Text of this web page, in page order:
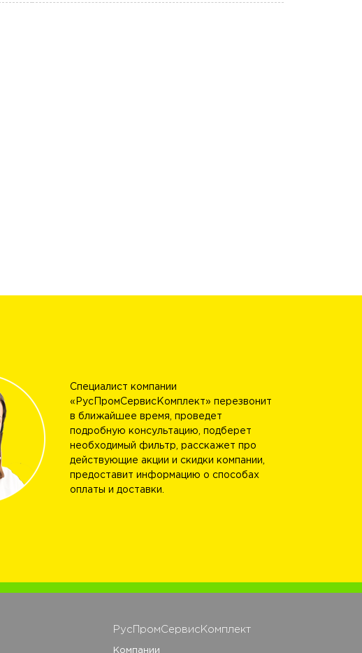
Специалист компании
«РусПромСервисКомплект» перезвонит
в ближайшее время, проведет
подробную консультацию, подберет
необходимый фильтр, расскажет про
действующие акции и скидки компании,
предоставит информацию о способах
оплаты и доставки.
РусПромСервисКомплект
Компании